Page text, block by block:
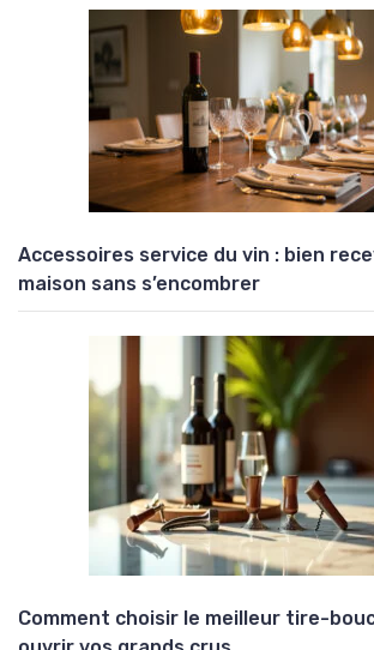
Accessoires service du vin : bien
maison sans s’encombrer
Comment choisir le meilleur tire-